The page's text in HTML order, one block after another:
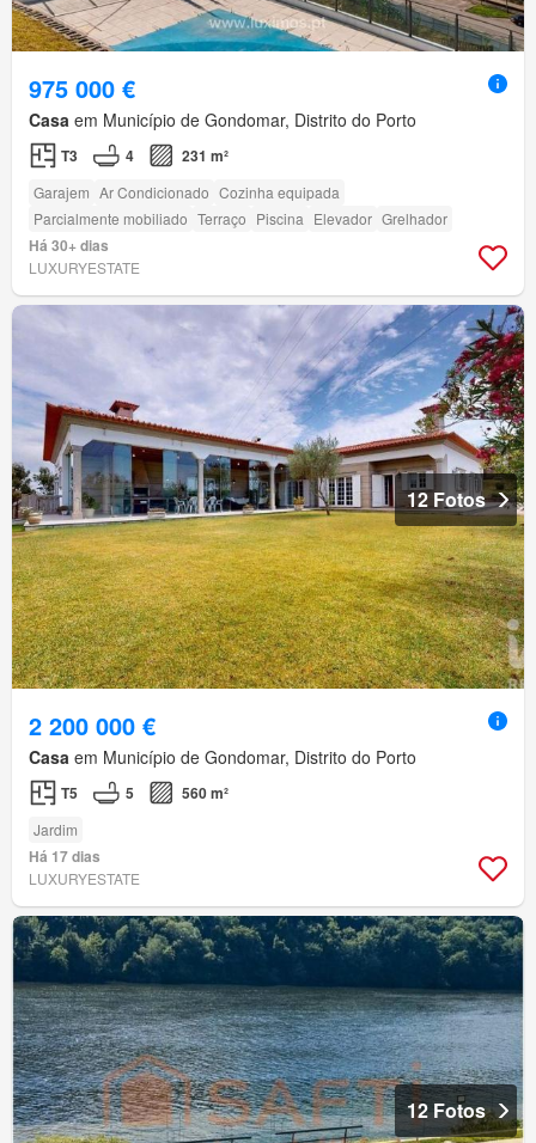
975 000 €
Casa em Município de Gondomar, Distrito do Porto
T3 4 231 m²
Garajem Ar Condicionado Cozinha equipada
Parcialmente mobiliado Terraço Piscina Elevador Grelhador
Há 30+ dias
LUXURYESTATE
12 Fotos
2 200 000 €
Casa em Município de Gondomar, Distrito do Porto
T5 5 560 m²
Jardim
Há 17 dias
LUXURYESTATE
12 Fotos